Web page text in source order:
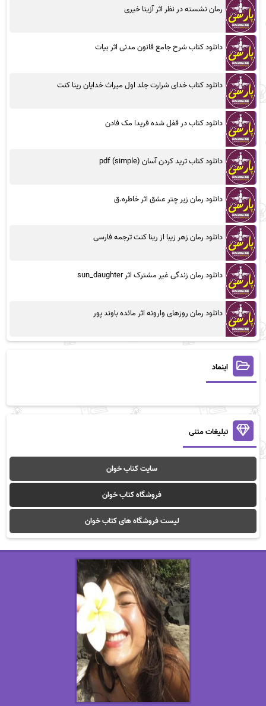
رمان نشسته در نظر اثر آزیتا خیری
دانلود کتاب شرح جامع قانون مدنی اثر بیات
دانلود کتاب خدای شرارت جلد اول میراث خدایان رینا کنت
دانلود کتاب در قفل شده فریدا مک فادن
دانلود کتاب ترید کردن آسان (simple) pdf
دانلود رمان زیر چتر عشق اثر خاطره.ق
دانلود رمان زهر زیبا از رینا کنت ترجمه فارسی
دانلود رمان زندگی غیر مشترک اثر sun_daughter
دانلود رمان روزهای وارونه اثر مائده باوند پور
اینماد
تبلیغات متنی
سایت کتاب خوان
فروشگاه کتاب خوان
لیست فروشگاه های کتاب خوان